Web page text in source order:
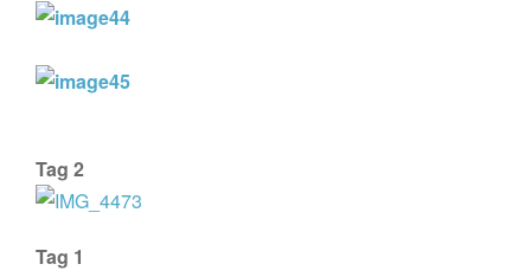
Tag 2
Tag 1